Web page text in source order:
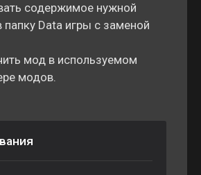
содержимое нужной
папку Data игры с заменой
мод в используемом
модов.